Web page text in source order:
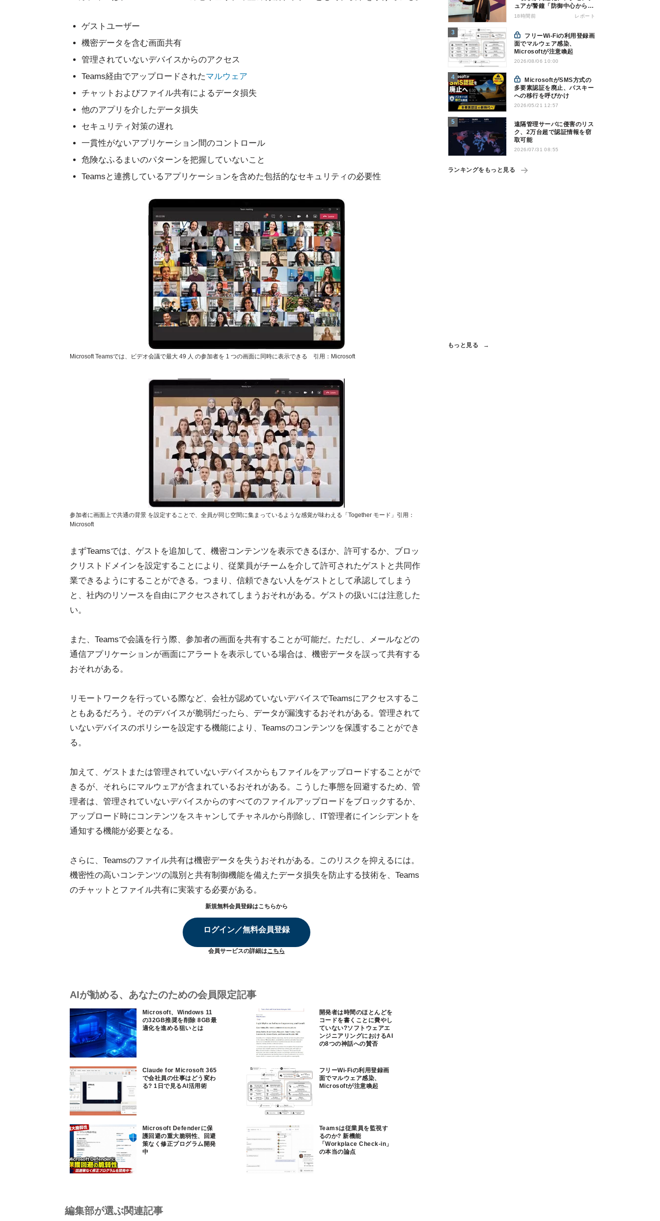
ゲストユーザー
機密データを含む画面共有
管理されていないデバイスからのアクセス
Teams経由でアップロードされたマルウェア
チャットおよびファイル共有によるデータ損失
他のアプリを介したデータ損失
セキュリティ対策の遅れ
一貫性がないアプリケーション間のコントロール
危険なふるまいのパターンを把握していないこと
Teamsと連携しているアプリケーションを含めた包括的なセキュリティの必要性
Microsoft Teamsでは、ビデオ会議で最大 49 人 の参加者を 1 つの画面に同時に表示できる 引用：Microsoft
参加者に画面上で共通の背景 を設定することで、全員が同じ空間に集まっているような感覚が味わえる「Together モード」引用：
Microsoft
まずTeamsでは、ゲストを追加して、機密コンテンツを表示できるほか、許可するか、ブロッ
クリストドメインを設定することにより、従業員がチームを介して許可されたゲストと共同作
業できるようにすることができる。つまり、信頼できない人をゲストとして承認してしまう
と、社内のリソースを自由にアクセスされてしまうおそれがある。ゲストの扱いには注意した
い。
また、Teamsで会議を行う際、参加者の画面を共有することが可能だ。ただし、メールなどの
通信アプリケーションが画面にアラートを表示している場合は、機密データを誤って共有する
おそれがある。
リモートワークを行っている際など、会社が認めていないデバイスでTeamsにアクセスするこ
ともあるだろう。そのデバイスが脆弱だったら、データが漏洩するおそれがある。管理されて
いないデバイスのポリシーを設定する機能により、Teamsのコンテンツを保護することができ
る。
加えて、ゲストまたは管理されていないデバイスからもファイルをアップロードすることがで
きるが、それらにマルウェアが含まれているおそれがある。こうした事態を回避するため、管​​
理者は、管理されていないデバイスからのすべてのファイルアップロードをブロックするか、
アップロード時にコンテンツをスキャンしてチャネルから削除し、IT管理者にインシデントを
通知する機能が必要となる。
さらに、Teamsのファイル共有は機密データを失うおそれがある。このリスクを抑えるには。
機密性の高いコンテンツの識別と共有制御機能を備えたデータ損失を防止する技術を、Teams
のチャットとファイル共有に実装する必要がある。
新規無料会員登録はこちらから
ログイン／無料会員登録
会員サービスの詳細はこちら
AIが勧める、あなたのための会員限定記事
Microsoft、Windows 11
の32GB推奨を削除 8GB最
適化を進める狙いとは
開発者は時間のほとんどを
コードを書くことに費やし
ていない?ソフトウェアエ
ンジニアリングにおけるAI
の8つの神話への賛否
Claude for Microsoft 365
で会社員の仕事はどう変わ
る? 1日で見るAI活用術
フリーWi-Fiの利用登録画
面でマルウェア感染、
Microsoftが注意喚起
Microsoft Defenderに保
護回避の重大脆弱性、回避
策なく修正プログラム開発
中
Teamsは従業員を監視す
るのか? 新機能
「Workplace Check-in」
の本当の論点
ュアが警鐘「防御中心からの
脱却を」
18時間前 レポート
面でマルウェア感染、
Microsoftが注意喚起
2026/08/06 10:00
多要素認証を廃止、パスキー
への移行を呼びかけ
2026/05/21 12:57
遠隔管理サーバに侵害のリス
ク、2万台超で認証情報を窃
取可能
2026/07/31 08:55
ランキングをもっと見る
もっと見る
編集部が選ぶ関連記事